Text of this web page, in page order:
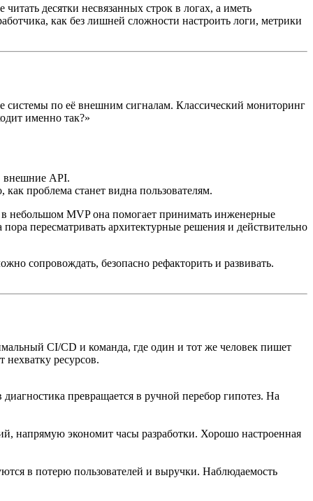
десятки несвязанных строк в логах, а иметь
как без лишней сложности настроить логи, метрики
системы по её внешним сигналам. Классический мониторинг
именно так?»
внешние API.
проблема станет видна пользователям.
в небольшом MVP она помогает принимать инженерные
пересматривать архитектурные решения и действительно
сопровождать, безопасно рефакторить и развивать.
CI/CD и команда, где один и тот же человек пишет
ресурсов.
превращается в ручной перебор гипотез. На
напрямую экономит часы разработки. Хорошо настроенная
в потерю пользователей и выручки. Наблюдаемость